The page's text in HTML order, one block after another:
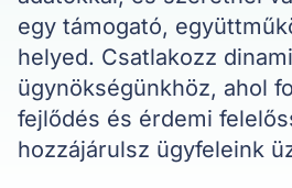
egy támogató,
helyed. Csatlakozz
ügynökségünkhöz, ahol
fejlődés és érdemi
hozzájárulsz ügyfeleink